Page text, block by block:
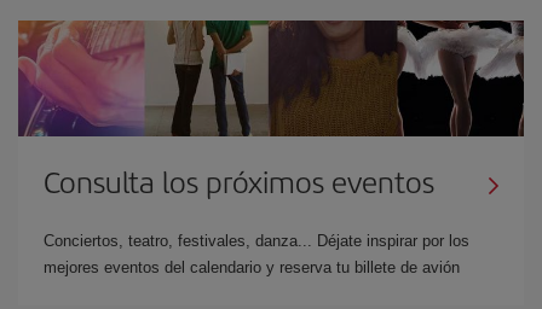
Consulta los próximos eventos
Conciertos, teatro, festivales, danza... Déjate inspirar por los
mejores eventos del calendario y reserva tu billete de avión